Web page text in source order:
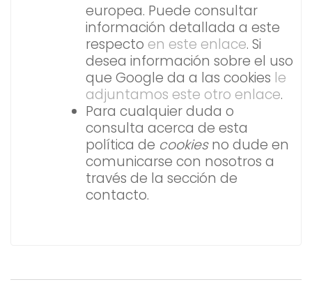
europea. Puede consultar
información detallada a este
respecto en este enlace. Si
desea información sobre el uso
que Google da a las cookies le
adjuntamos este otro enlace.
Para cualquier duda o
consulta acerca de esta
política de cookiesno dude en
comunicarse con nosotros a
través de la sección de
contacto.